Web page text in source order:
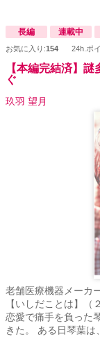
長編 連載中
お気に入り:154 24h.ポ
【本編完結済】
ぐ
玖羽 望月
老舗医療機器メーカ
【いしだことは】
恋愛で痛手を負った
きた。 ある日琴葉